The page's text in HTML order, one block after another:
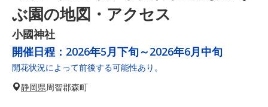
ぶ園の地図・アクセス
小國神社
開催日程： 2026年5月下旬～2026年6月中旬
開花状況によって前後する可能性あり。
静岡県周智郡森町